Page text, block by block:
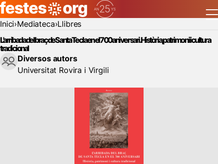
Inici Mediateca Llibres
L'arribada del braç de Santa Tecla en el 700 aniversari. Història, patrimoni i cultura
tradicional
Diversos autors
Universitat Rovira i Virgili